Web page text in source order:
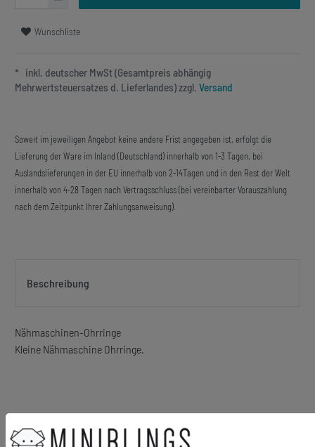
Wunschliste
* inkl. deutscher MwSt (Gesamtpreis abhängig
Mehrwertsteuersatzes d. Lieferlandes) zzgl. Versand
Soweit im jeweiligen Angebot keine andere Frist angegeben ist, erfolgt die
Lieferung der Ware im Inland (Deutschland) innerhalb von 1-3 Tagen, bei
Auslandslieferungen in der EU innerhalb von 2-14Tagen und in den Rest der Welt
innerhalb von 4-28 Tagen nach Vertragsschluss (bei vereinbarter Vorauszahlung
nach dem Zeitpunkt Ihrer Zahlungsanweisung).
Beschreibung
Nähmaschinen-Ohrringe
Kleine Nähmaschine Ohrringe.
Material Anhänger: Metall